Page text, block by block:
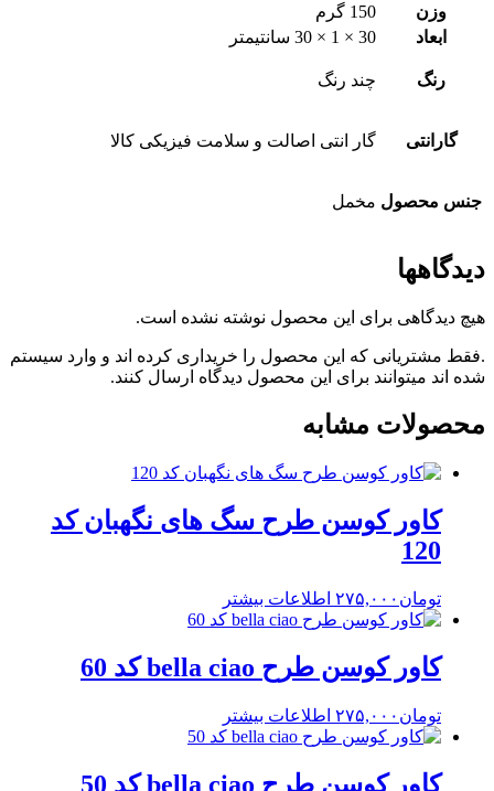
وزن
150 گرم
ابعاد
30 × 1 × 30 سانتیمتر
رنگ چند رنگ
گارانتی گار انتی اصالت و سلامت فیزیکی کالا
جنس محصول مخمل
دیدگاهها
هیچ دیدگاهی برای این محصول نوشته نشده است.
.فقط مشتریانی که این محصول را خریداری کرده اند و وارد سیستم
شده اند میتوانند برای این محصول دیدگاه ارسال کنند.
محصولات مشابه
کاور کوسن طرح سگ های نگهبان کد
120
تومان ۲۷۵,۰۰۰ اطلاعات بیشتر
کاور کوسن طرح bella ciao کد 60
تومان ۲۷۵,۰۰۰ اطلاعات بیشتر
کاور کوسن طرح bella ciao کد 50